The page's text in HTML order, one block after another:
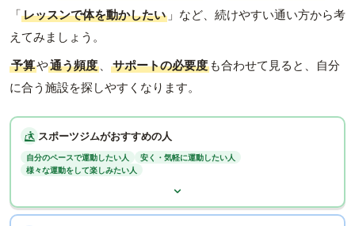
「レッスンで体を動かしたい 」など、続けやすい通い方から考
えてみましょう。
予算や通う頻度 、 サポートの必要度 も合わせて見ると、自分
に合う施設を探しやすくなります。
スポーツジムがおすすめの人
自分のペースで運動したい人
安く・気軽に運動したい人
様々な運動をして楽しみたい人